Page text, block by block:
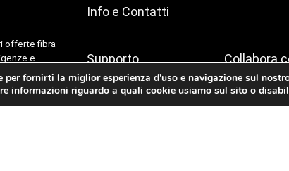
offerte fibra
e
sono
e
Info e Contatti
Supporto
Come Funziona
Collabora
Sempre
per fornirti la miglior esperienza d'uso e navigazione sul
informazioni riguardo a quali cookie usiamo sul sito o